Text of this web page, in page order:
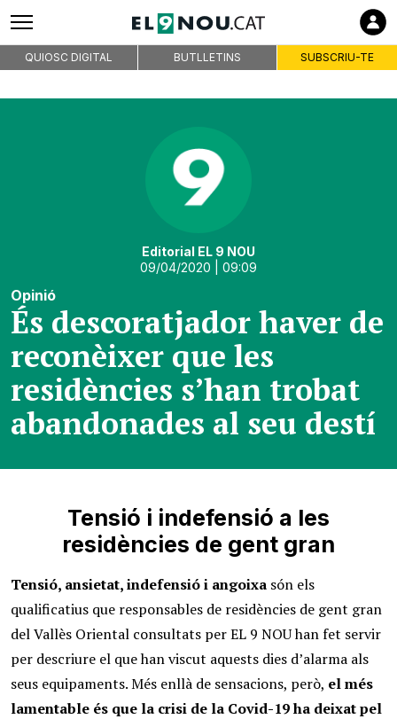
QUIOSC DIGITAL BUTLLETINS SUBSCRIU-TE
Editorial EL 9 NOU
09/04/2020 | 09:09
Opinió
És descoratjador haver de
reconèixer que les
residències s’han trobat
abandonades al seu destí
Tensió i indefensió a les
residències de gent gran
Tensió, ansietat, indefensió i angoixa són els
qualificatius que responsables de residències de gent gran
del Vallès Oriental consultats per EL 9 NOU han fet servir
per descriure el que han viscut aquests dies d’alarma als
seus equipaments. Més enllà de sensacions, però, el més
lamentable és que la crisi de la Covid-19 ha deixat pel